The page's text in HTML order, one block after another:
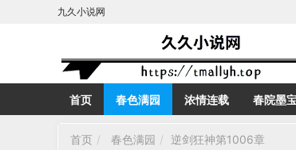
九久小说网
首页 春色满园 浓情连载 春院墨
首页 春色满园 逆剑狂神第1006章